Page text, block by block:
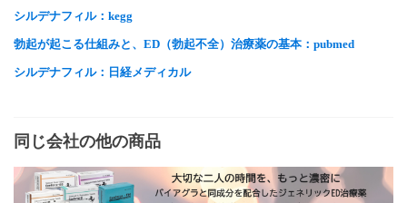
シルデナフィル：kegg
勃起が起こる仕組みと、ED（勃起不全）治療薬の基本：pubmed
シルデナフィル：日経メディカル
同じ会社の他の商品